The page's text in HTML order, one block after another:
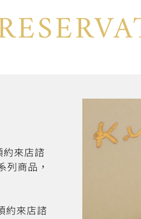
來店諮
列商品，
約來店諮